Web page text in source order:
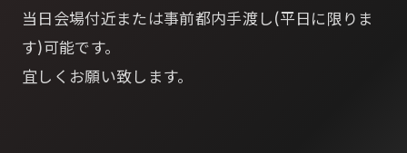
当日会場付近または事前都内手渡し(平日に限りま
す)可能です。
宜しくお願い致します。